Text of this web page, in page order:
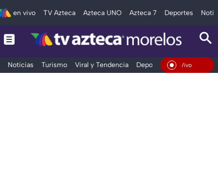
en vivo TV Azteca Azteca UNO Azteca 7 Deportes
Noticias Turismo Viral y Tendencia Deportes Espectáculos
En Vivo